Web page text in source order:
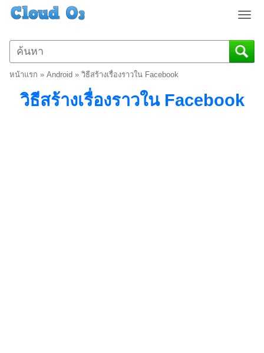
T
g
g
a
หน้าแรก » Android » วิธีสร้างเรื่องราวใน Facebook
วิธีสร้างเรื่องราวใน Facebook